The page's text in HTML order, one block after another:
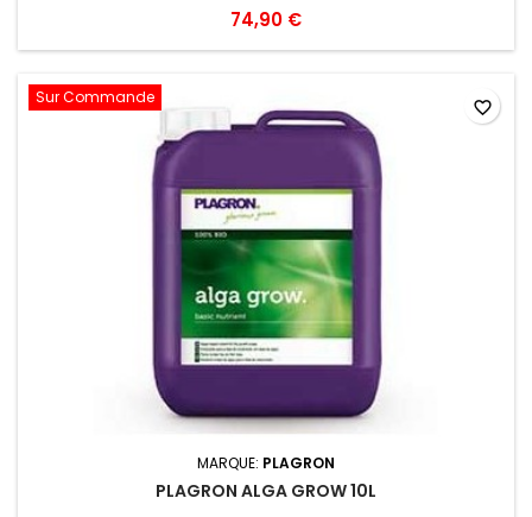
74,90 €
Sur Commande
MARQUE: PLAGRON
PLAGRON ALGA GROW 10L
favorite_border